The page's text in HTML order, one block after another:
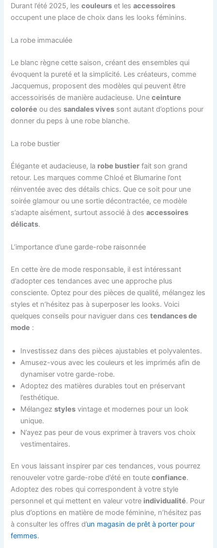
Durant l’été 2025, lescouleurs et lesaccessoires
occupent une place de choix dans les looks féminins.
La robe immaculée
Le blanc règne cette saison, créant des ensembles qui
évoquent la pureté et la simplicité. Les créateurs, comme
Jacquemus, proposent des modèles qui peuvent être
accessoirisés de manière audacieuse. Uneceinture
colorée ou dessandales vives sont autant d’options pour
donner du peps à une robe blanche.
La robe bustier
Élégante et audacieuse, la robe bustier fait son grand
retour. Les marques comme Chloé et Blumarine l’ont
réinventée avec des détails chics. Que ce soit pour une
soirée glamour ou une sortie décontractée, ce modèle
s’adapte aisément, surtout associé à desaccessoires
délicats.
L’importance d’une garde-robe raisonnée
En cette ère de mode responsable, il est intéressant
d’adopter ces tendances avec une approche plus
consciente. Optez pour des pièces de qualité, mélangez les
styles et n’hésitez pas à superposer les looks. Voici
quelques conseils pour naviguer dans cestendances de
mode :
Investissez dans des pièces ajustables et polyvalentes.
Amusez-vous avec les couleurs et les imprimés afin de
dynamiser votre garde-robe.
Adoptez des matières durables tout en préservant
l’esthétique.
Mélangezstyles vintage et modernes pour un look
unique.
N’ayez pas peur de vous exprimer à travers vos choix
vestimentaires.
En vous laissant inspirer par ces tendances, vous pourrez
renouveler votre garde-robe d’été en touteconfiance.
Adoptez des robes qui correspondent à votre style
personnel et qui mettent en valeur votre individualité. Pour
plus d’options en matière de mode féminine, n’hésitez pas
à consulter les offres d’un magasin de prêt à porter pour
femmes.